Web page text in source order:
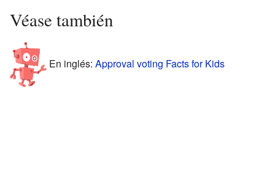
Véase también
En inglés: Approval voting Facts for Kids